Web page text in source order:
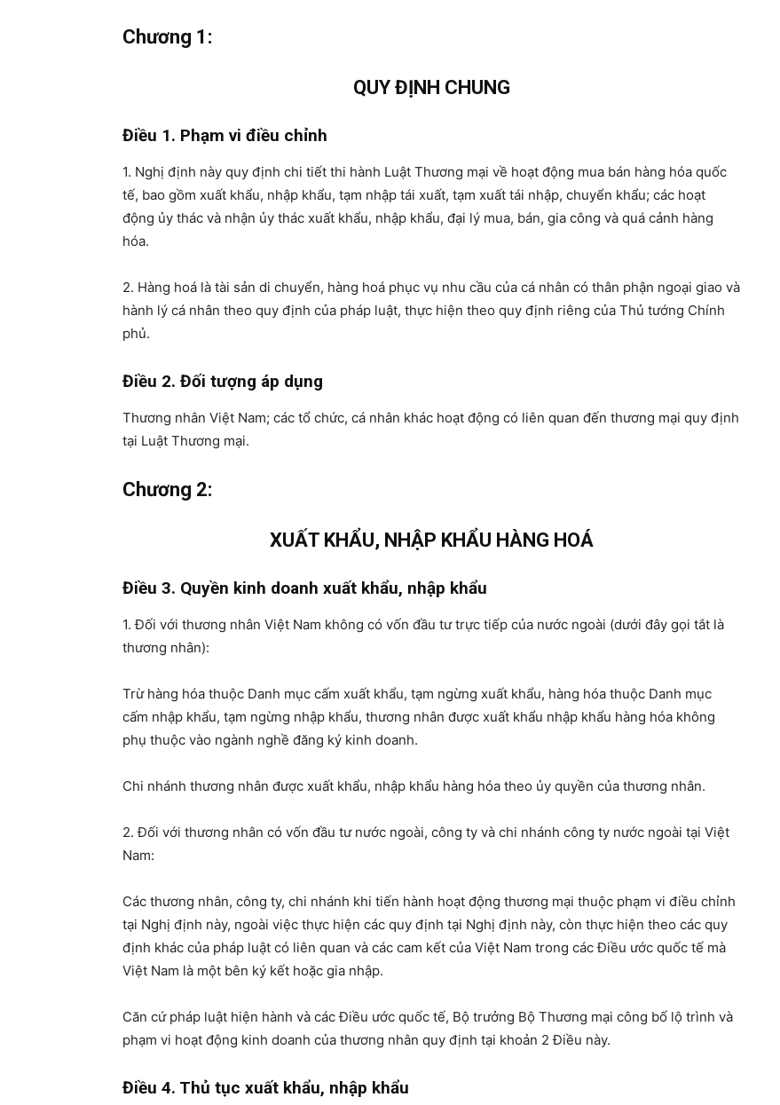
Chương 1 :
QUY ĐỊNH CHUNG
Điều 1. Phạm vi điều chỉnh
1. Nghị định này quy định chi tiết thi hành Luật Thương mại về hoạt động mua bán hàng hóa quốc
tế, bao gồm xuất khẩu, nhập khẩu, tạm nhập tái xuất, tạm xuất tái nhập, chuyển khẩu; các hoạt
động ủy thác và nhận ủy thác xuất khẩu, nhập khẩu, đại lý mua, bán, gia công và quá cảnh hàng
hóa.
2. Hàng hoá là tài sản di chuyển, hàng hoá phục vụ nhu cầu của cá nhân có thân phận ngoại giao và
hành lý cá nhân theo quy định của pháp luật, thực hiện theo quy định riêng của Thủ tướng Chính
phủ.
Điều 2. Đối tượng áp dụng
Thương nhân Việt Nam; các tổ chức, cá nhân khác hoạt động có liên quan đến thương mại quy định
tại Luật Thương mại.
Chương 2:
XUẤT KHẨU, NHẬP KHẨU HÀNG HOÁ
Điều 3. Quyền kinh doanh xuất khẩu, nhập khẩu
1. Đối với thương nhân Việt Nam không có vốn đầu tư trực tiếp của nước ngoài (dưới đây gọi tắt là
thương nhân):
Trừ hàng hóa thuộc Danh mục cấm xuất khẩu, tạm ngừng xuất khẩu, hàng hóa thuộc Danh mục
cấm nhập khẩu, tạm ngừng nhập khẩu, thương nhân được xuất khẩu nhập khẩu hàng hóa không
phụ thuộc vào ngành nghề đăng ký kinh doanh.
Chi nhánh thương nhân được xuất khẩu, nhập khẩu hàng hóa theo ủy quyền của thương nhân.
2. Đối với thương nhân có vốn đầu tư nước ngoài, công ty và chi nhánh công ty nước ngoài tại Việt
Nam:
Các thương nhân, công ty, chi nhánh khi tiến hành hoạt động thương mại thuộc phạm vi điều chỉnh
tại Nghị định này, ngoài việc thực hiện các quy định tại Nghị định này, còn thực hiện theo các quy
định khác của pháp luật có liên quan và các cam kết của Việt Nam trong các Điều ước quốc tế mà
Việt Nam là một bên ký kết hoặc gia nhập.
Căn cứ pháp luật hiện hành và các Điều ước quốc tế, Bộ trưởng Bộ Thương mại công bố lộ trình và
phạm vi hoạt động kinh doanh của thương nhân quy định tại khoản 2 Điều này.
Điều 4. Thủ tục xuất khẩu, nhập khẩu